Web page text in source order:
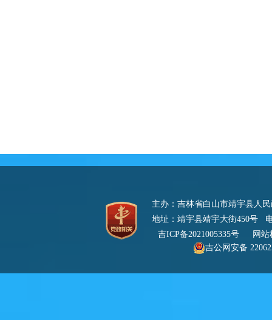
主办：吉林省白山市靖宇县人
地址：靖宇县靖宇大街450号
吉ICP备2021005335号
网站
吉公网安备